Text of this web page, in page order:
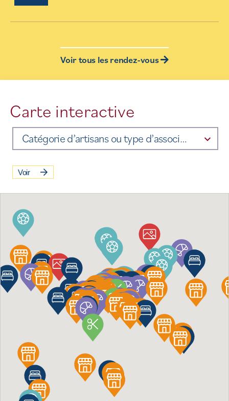
Voir tous les rendez-vous
Carte interactive
Catégorie d’artisans ou type d’association
Voir